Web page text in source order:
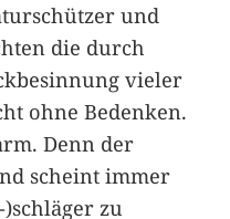
und
die durch
vieler
ohne Bedenken.
Denn der
scheint immer
zu